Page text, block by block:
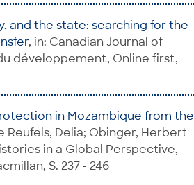
and the state: searching for the
, in: Canadian Journal of
développement, Online first,
in Mozambique from the
Reufels, Delia; Obinger, Herbert
in a Global Perspective,
S. 237 - 246